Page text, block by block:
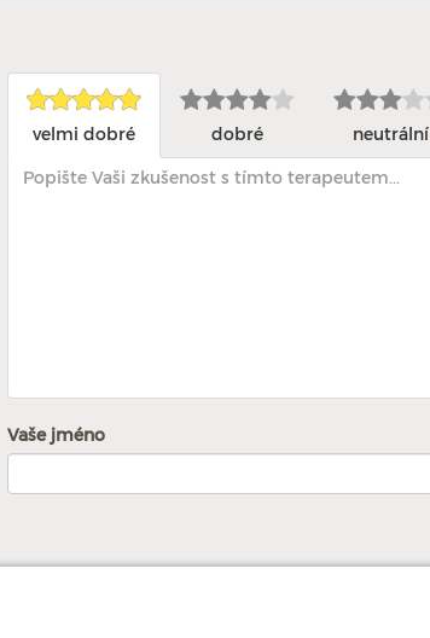
velmi dobré dobré neutrální
Vaše jméno